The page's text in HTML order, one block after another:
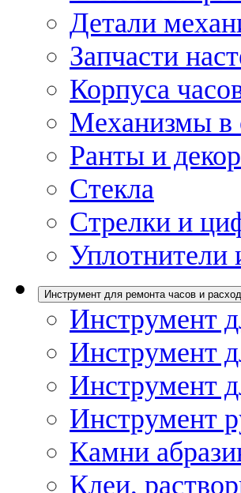
Детали
Запчасти
Корпуса
Механизмы в
Ранты и
Стекла
Стрелки и
Уплотнители
Инструмент для ремонта часов и
Инструмент
Инструмент
Инструмент
Инструмент
Камни
Клеи,